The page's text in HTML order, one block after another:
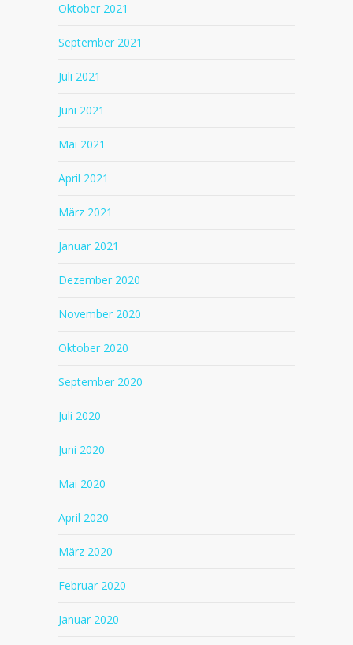
Oktober 2021
September 2021
Juli 2021
Juni 2021
Mai 2021
April 2021
März 2021
Januar 2021
Dezember 2020
November 2020
Oktober 2020
September 2020
Juli 2020
Juni 2020
Mai 2020
April 2020
März 2020
Februar 2020
Januar 2020